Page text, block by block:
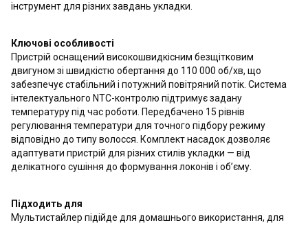
інструмент для різних завдань укладки.
Ключові особливості
Пристрій оснащений високошвидкісним безщітковим
двигуном зі швидкістю обертання до 110 000 об/хв, що
забезпечує стабільний і потужний повітряний потік. Система
інтелектуального NTC-контролю підтримує задану
температуру під час роботи. Передбачено 15 рівнів
регулювання температури для точного підбору режиму
відповідно до типу волосся. Комплект насадок дозволяє
адаптувати пристрій для різних стилів укладки — від
делікатного сушіння до формування локонів і об’єму.
Підходить для
Мультистайлер підійде для домашнього використання, для